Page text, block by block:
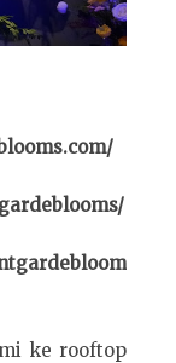
ke rooftop